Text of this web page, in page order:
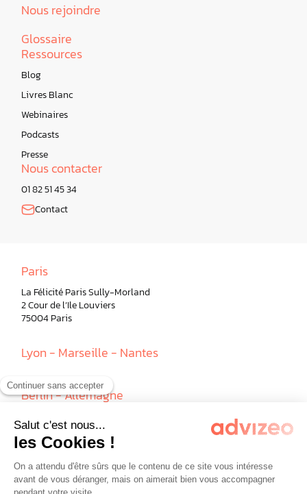
Nous rejoindre
Glossaire
Ressources
Blog
Livres Blanc
Webinaires
Podcasts
Presse
Nous contacter
01 82 51 45 34
Contact
Paris
La Félicité Paris Sully-Morland
2 Cour de l’Ile Louviers
75004 Paris
Lyon - Marseille - Nantes
Berlin - Allemagne
Milan - Italie